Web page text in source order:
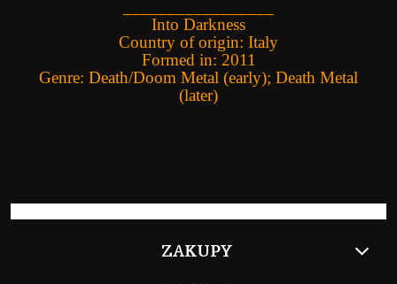
Into Darkness
Country of origin: Italy
Formed in: 2011
Genre: Death/Doom Metal (early); Death Metal
(later)
ZAKUPY